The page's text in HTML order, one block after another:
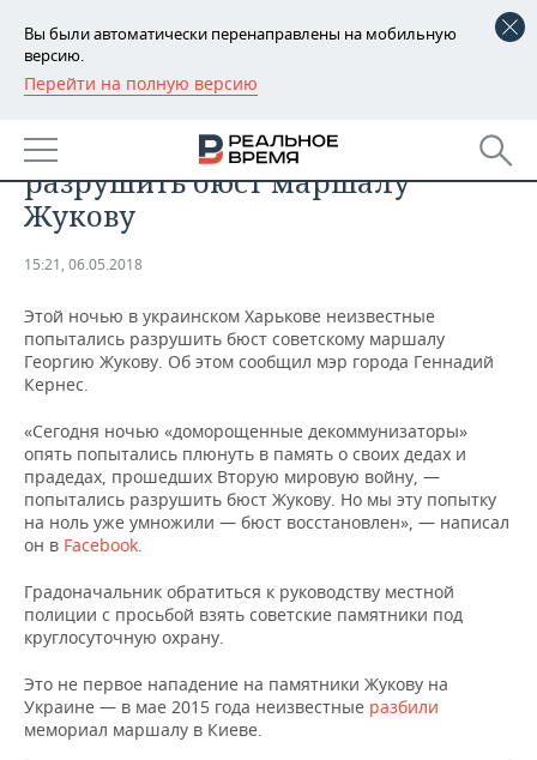
Вы были автоматически перенаправлены на мобильную
версию.
Перейти на полную версию
РЕГИОНЫ
БАШКОРТОСТАН
ТАТАРСТАН
НОВОСТИ
АНАЛИТИКА
ДЕКЛАРАЦИИ О ДОХОДАХ
КОРОЛИ ГОСЗАКАЗА ПФО
КОМУ ПРИНАДЛЕЖАТ
ТОРГОВЫЕ ЦЕНТРЫ
ТАТАРСТАНА
НОВОСТИ ЭКОНОМИКИ
ФИНАНСЫ
БЮДЖЕТ
ИНВЕСТИЦИИ
ПРОМЫШЛЕННОСТЬ
НОВОСТИ
ПРОМЫШЛЕННОСТИ
АГРОПРОМ
МАШИНОСТРОЕНИЕ
НЕФТЕХИМИЯ
НЕФТЬ
ОПК
ЭНЕРГЕТИКА
НЕДВИЖИМОСТЬ
НОВОСТИ АВТО
БИЗНЕС
НОВОСТИ БИЗНЕСА
РОЗНИЧНАЯ ТОРГОВЛЯ
ТРАНСПОРТ
УСЛУГИ
ТЕХНОЛОГИИ
НОВОСТИ ТЕХНОЛОГИЙ
IT
МЕДИА
ТЕЛЕКОММУНИКАЦИИ
МЕРОПРИЯТИЯ
НОВОСТИ МЕРОПРИЯТИЙ
ВЫЕЗДНАЯ РЕДАКЦИЯ
БИЗНЕС-БРАНЧИ
СПОРТ
НОВОСТИ СПОРТА
ФУТБОЛ
ОБЩЕСТВО
НОВОСТИ ОБЩЕСТВА
В Харькове попытались
разрушить бюст маршалу
Жукову
15:21, 06.05.2018
Этой ночью в украинском Харькове неизвестные
попытались разрушить бюст советскому маршалу
Георгию Жукову. Об этом сообщил мэр города Геннадий
Кернес.
«Сегодня ночью «доморощенные декоммунизаторы»
опять попытались плюнуть в память о своих дедах и
прадедах, прошедших Вторую мировую войну, —
попытались разрушить бюст Жукову. Но мы эту попытку
на ноль уже умножили — бюст восстановлен», — написал
он в Facebook.
Градоначальник обратиться к руководству местной
полиции с просьбой взять советские памятники под
круглосуточную охрану.
Это не первое нападение на памятники Жукову на
Украине — в мае 2015 года неизвестные разбили
мемориал маршалу в Киеве.